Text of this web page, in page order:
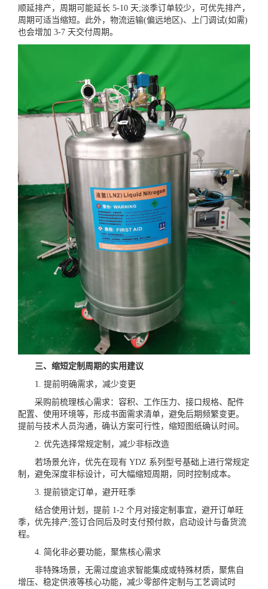
顺延排产，周期可能延长 5-10 天;淡季订单较少，可优先排产，
周期可适当缩短。此外，物流运输(偏远地区)、上门调试(如需)
也会增加 3-7 天交付周期。
三、缩短定制周期的实用建议
1. 提前明确需求，减少变更
采购前梳理核心需求：容积、工作压力、接口规格、配件
配置、使用环境等，形成书面需求清单，避免后期频繁变更。
提前与技术人员沟通，确认方案可行性，缩短图纸确认时间。
2. 优先选择常规定制，减少非标改造
若场景允许，优先在现有 YDZ 系列型号基础上进行常规定
制，避免深度非标设计，可大幅缩短周期，同时控制成本。
3. 提前锁定订单，避开旺季
结合使用计划，提前 1-2 个月对接定制事宜，避开订单旺
季，优先排产;签订合同后及时支付预付款，启动设计与备货流
程。
4. 简化非必要功能，聚焦核心需求
非特殊场景，无需过度追求智能集成或特殊材质，聚焦自
增压、稳定供液等核心功能，减少零部件定制与工艺调试时